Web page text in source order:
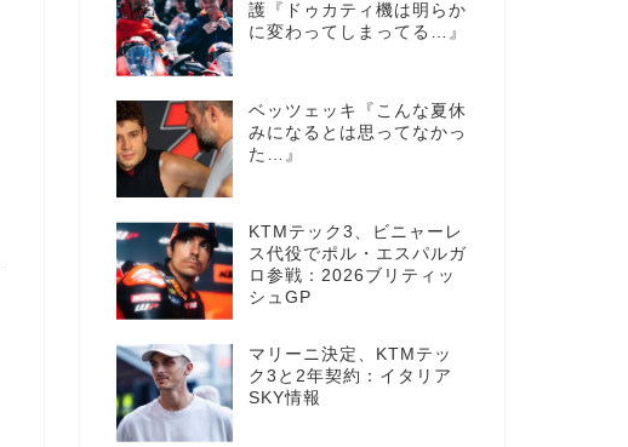
護『ドゥカティ機は明らか
に変わってしまってる…』
ベッツェッキ『こんな夏休
みになるとは思ってなかっ
た…』
KTMテック3、ビニャーレ
ス代役でポル・エスパルガ
ロ参戦：2026ブリティッ
シュGP
マリーニ決定、KTMテッ
ク3と2年契約：イタリア
SKY情報